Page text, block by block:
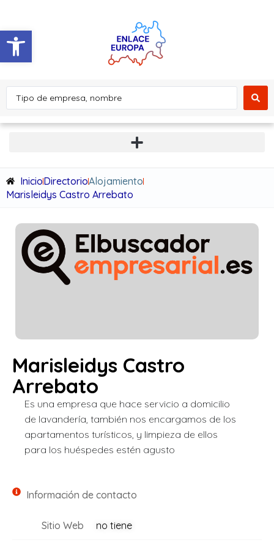
Abrir barra de herramientas
InicioDirectorioAlojamiento
Marisleidys Castro Arrebato
Marisleidys Castro
Arrebato
Es una empresa que hace servicio a domicilio
de lavandería, también nos encargamos de los
apartamentos turísticos, y limpieza de ellos
para los huéspedes estén agusto
Información de contacto
Sitio Web no tiene